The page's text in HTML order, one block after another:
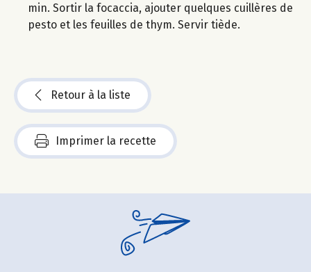
min. Sortir la focaccia, ajouter quelques cuillères de
pesto et les feuilles de thym. Servir tiède.
Retour à la liste
Imprimer la recette